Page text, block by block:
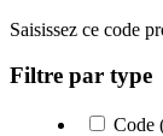
Saisissez ce code
Filtre par type
Code